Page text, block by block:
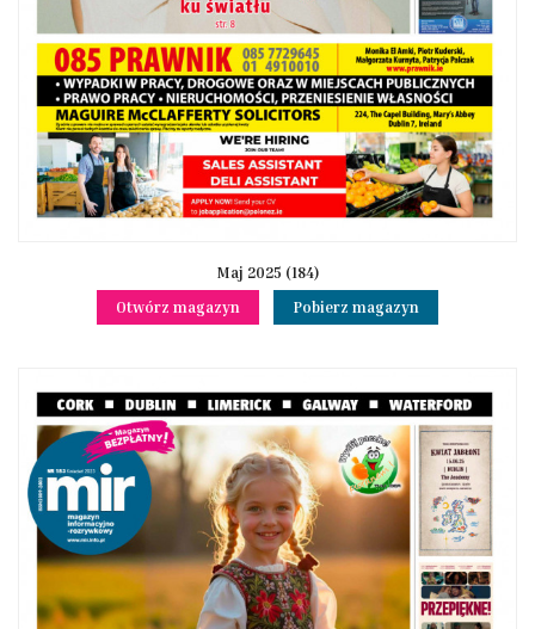
Maj 2025 (184)
Otwórz magazyn
Pobierz magazyn